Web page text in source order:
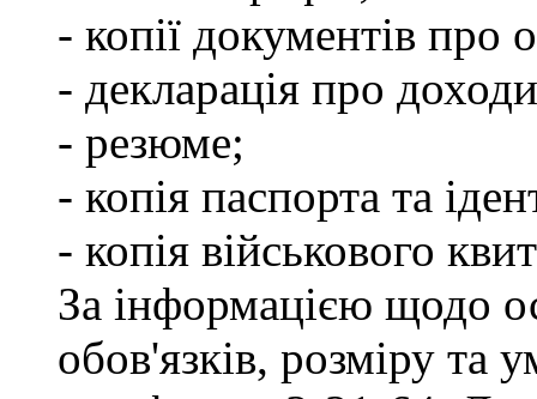
- копії документів про
- декларація про
- резюме;
- копія паспорта та
- копія військового
За інформацією щодо
обов'язків, розміру та